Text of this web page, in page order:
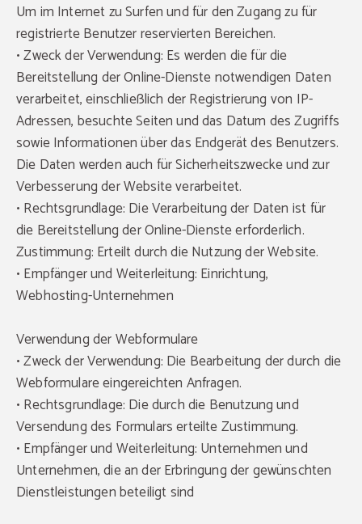
Um im Internet zu Surfen und für den Zugang zu für
registrierte Benutzer reservierten Bereichen.
• Zweck der Verwendung: Es werden die für die
Bereitstellung der Online-Dienste notwendigen Daten
verarbeitet, einschließlich der Registrierung von IP-
Adressen, besuchte Seiten und das Datum des Zugriffs
sowie Informationen über das Endgerät des Benutzers.
Die Daten werden auch für Sicherheitszwecke und zur
Verbesserung der Website verarbeitet.
• Rechtsgrundlage: Die Verarbeitung der Daten ist für
die Bereitstellung der Online-Dienste erforderlich.
Zustimmung: Erteilt durch die Nutzung der Website.
• Empfänger und Weiterleitung: Einrichtung,
Webhosting-Unternehmen
Verwendung der Webformulare
• Zweck der Verwendung: Die Bearbeitung der durch die
Webformulare eingereichten Anfragen.
• Rechtsgrundlage: Die durch die Benutzung und
Versendung des Formulars erteilte Zustimmung.
• Empfänger und Weiterleitung: Unternehmen und
Unternehmen, die an der Erbringung der gewünschten
Dienstleistungen beteiligt sind